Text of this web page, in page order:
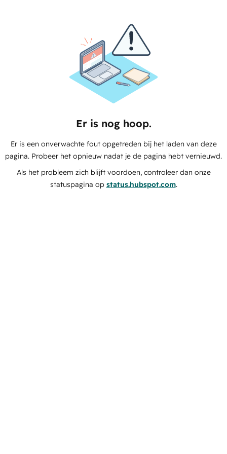
Er is nog hoop.
Er is een onverwachte fout opgetreden bij het laden van deze
pagina. Probeer het opnieuw nadat je de pagina hebt vernieuwd.
Als het probleem zich blijft voordoen, controleer dan onze
statuspagina op status.hubspot.com.